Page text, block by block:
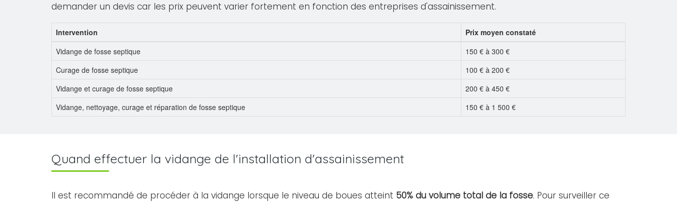
demander un devis car les prix peuvent varier fortement en fonction des entreprises d'assainissement.
Intervention
Prix moyen constaté
Vidange de fosse septique
150 € à 300 €
Curage de fosse septique
100 € à 200 €
Vidange et curage de fosse septique
200 € à 450 €
Vidange, nettoyage, curage et réparation de fosse septique
150 € à 1 500 €
Quand effectuer la vidange de l'installation d'assainissement
Il est recommandé de procéder à la vidange lorsque le niveau de boues atteint 50% du volume total de la fosse. Pour surveiller ce